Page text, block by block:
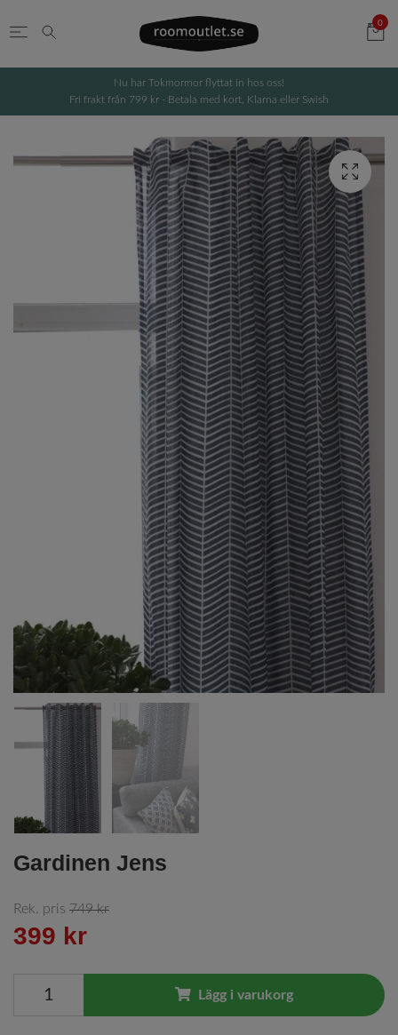
0
Nu har Tokmormor flyttat in hos oss!
Fri frakt från 799 kr - Betala med kort, Klarna eller Swish
Gardinen Jens
Rek. pris 749 kr
399 kr
Lägg i varukorg